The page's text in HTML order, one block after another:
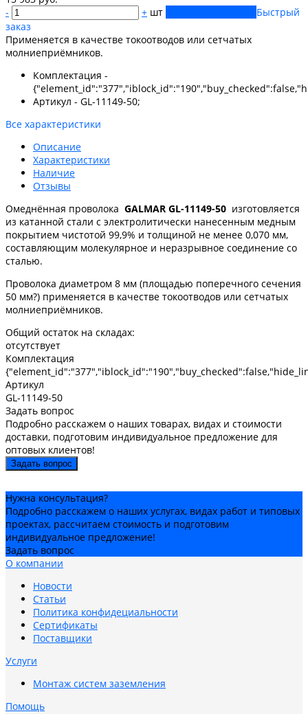
-
+ шт
Быстрый
заказ
Применяется в качестве токоотводов или сетчатых
молниеприёмников.
Комплектация -
Артикул - GL-11149-50;
Все характеристики
Описание
Характеристики
Наличие
Отзывы
Омеднённая проволока GALMAR GL-11149-50 изготовляется
из катанной стали с электролитически нанесенным медным
покрытием чистотой 99,9% и толщиной не менее 0,070 мм,
составляющим молекулярное и неразрывное соединение со
сталью.
Проволока диаметром 8 мм (площадью поперечного сечения
50 мм?) применяется в качестве токоотводов или сетчатых
молниеприёмников.
Общий остаток на складах:
отсутствует
Комплектация
Артикул
GL-11149-50
Задать вопрос
Подробно расскажем о наших товарах, видах и стоимости
доставки, подготовим индивидуальное предложение для
оптовых клиентов!
Задать вопрос
Нужна консультация?
Подробно расскажем о наших услугах, видах работ и типовых
проектах, рассчитаем стоимость и подготовим
индивидуальное предложение!
Задать вопрос
О компании
Новости
Статьи
Политика конфидециальности
Сертификаты
Поставщики
Услуги
Монтаж систем заземления
Помощь